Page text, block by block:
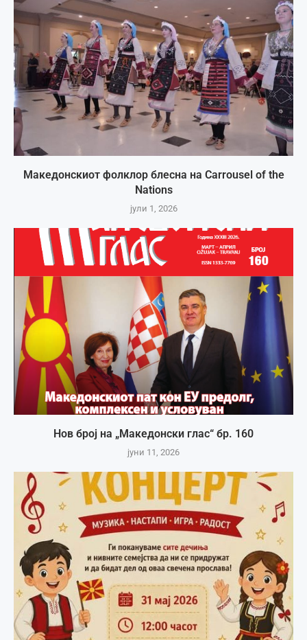
Македонскиот фолклор блесна на Carrousel of the
Nations
јули 1, 2026
Нов број на „Македонски глас“ бр. 160
јуни 11, 2026